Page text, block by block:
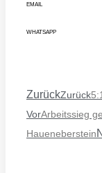
EMAIL
WHATSAPP
ZurückZurück
VorArbeitssieg
Haueneberstein